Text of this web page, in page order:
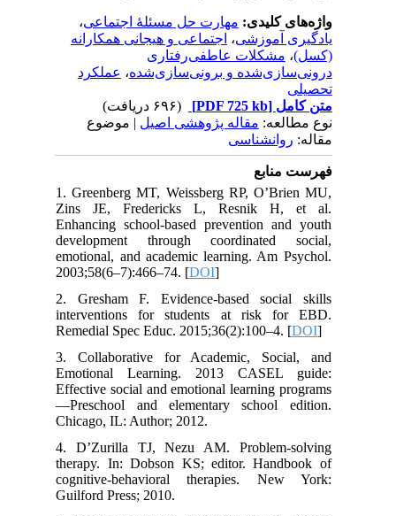
واژه‌های کلیدی:مهارت حل مسئلهٔ اجتماعی،
یادگیری آموزشی،اجتماعی و هیجانی همکارانه
(کسل) ،مشکلات عاطفی‌رفتاری
درونی‌سازی‌شده‌ و برونی‌سازی‌شده،عملکرد
تحصیلی
متن کامل[PDF 725 kb]
نوع مطالعه:مقاله پژوهشی اصیل| موضوع
مقاله:روانشناسی
فهرست منابع
1. Greenberg MT, Weissberg RP, O’Brien MU,
Zins JE, Fredericks L, Resnik H, et al.
Enhancing school-based prevention and youth
development through coordinated social,
emotional, and academic learning. Am Psychol.
2003;58(6–7):466–74. [DOI
2. Gresham F. Evidence-based social skills
interventions for students at risk for EBD.
Remedial Spec Educ. 2015;36(2):100–4. [DOI
3. Collaborative for Academic, Social, and
Emotional Learning. 2013 CASEL guide:
Effective social and emotional learning programs
—Preschool and elementary school edition.
Chicago, IL: Author; 2012.
4. D’Zurilla TJ, Nezu AM. Problem-solving
therapy. In: Dobson KS; editor. Handbook of
cognitive-behavioral therapies. New York:
Guilford Press; 2010.